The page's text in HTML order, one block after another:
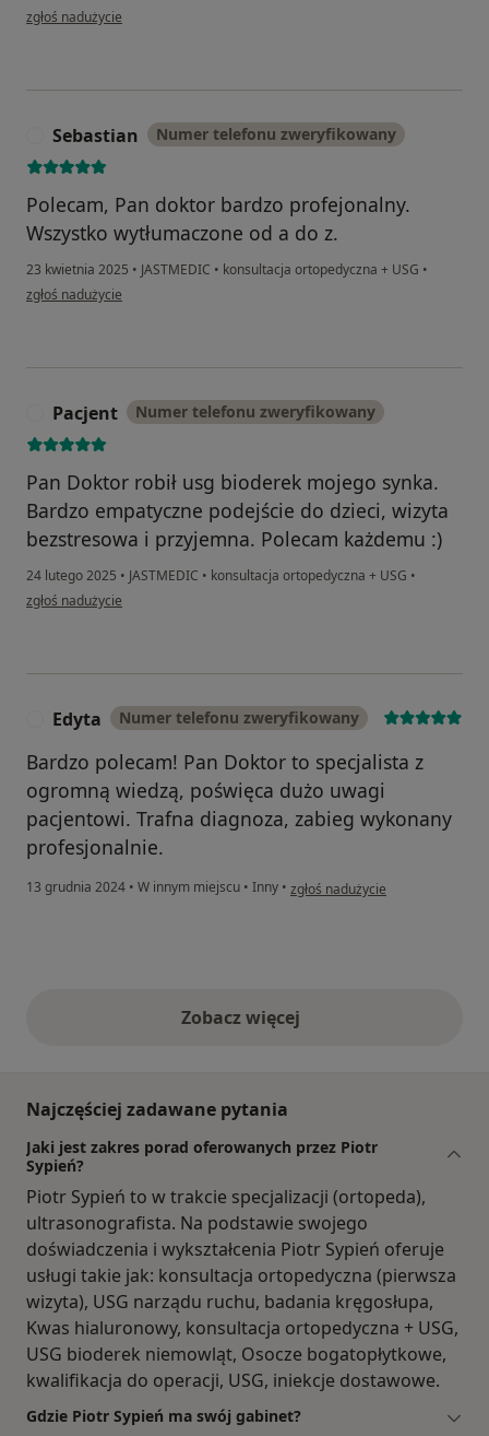
w opinii użytkownika BM
zgłoś nadużycie
Sebastian Numer telefonu zweryfikowany
Polecam, Pan doktor bardzo profejonalny.
Wszystko wytłumaczone od a do z.
23 kwietnia 2025 • JASTMEDIC • konsultacja ortopedyczna + USG •
w opinii użytkownika Sebastian
zgłoś nadużycie
Pacjent Numer telefonu zweryfikowany
Pan Doktor robił usg bioderek mojego synka.
Bardzo empatyczne podejście do dzieci, wizyta
bezstresowa i przyjemna. Polecam każdemu :)
24 lutego 2025 • JASTMEDIC • konsultacja ortopedyczna + USG •
w opinii użytkownika Pacjent
zgłoś nadużycie
Edyta Numer telefonu zweryfikowany
Bardzo polecam! Pan Doktor to specjalista z
ogromną wiedzą, poświęca dużo uwagi
pacjentowi. Trafna diagnoza, zabieg wykonany
profesjonalnie.
13 grudnia 2024 • W innym miejscu • Inny • w opinii użytkownika Edyta
zgłoś nadużycie
Zobacz więcejopinie powyżej
Najczęściej zadawane pytania
Jaki jest zakres porad oferowanych przez Piotr
Sypień?
Piotr Sypień to w trakcie specjalizacji (ortopeda),
ultrasonografista. Na podstawie swojego
doświadczenia i wykształcenia Piotr Sypień oferuje
usługi takie jak: konsultacja ortopedyczna (pierwsza
wizyta), USG narządu ruchu, badania kręgosłupa,
Kwas hialuronowy, konsultacja ortopedyczna + USG,
USG bioderek niemowląt, Osocze bogatopłytkowe,
kwalifikacja do operacji, USG, iniekcje dostawowe.
Gdzie Piotr Sypień ma swój gabinet?